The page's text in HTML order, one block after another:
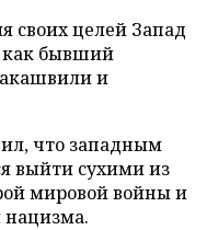
своих целей Запад
как бывший
и
что западным
выйти сухими из
мировой войны и
нацизма.